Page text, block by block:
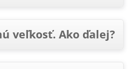
veľkosť. Ako ďalej?